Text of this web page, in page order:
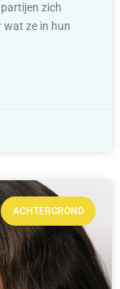
zich
wat ze in hun
ACHTERGROND